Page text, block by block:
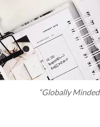
“Globally